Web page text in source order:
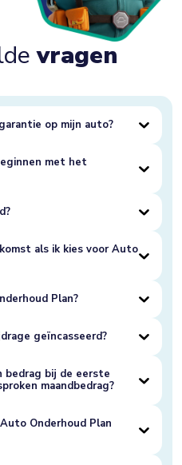
vragen
op mijn auto?
met het
als ik kies voor Auto
Plan?
geïncasseerd?
bedrag bij de eerste
maandbedrag?
Onderhoud Plan